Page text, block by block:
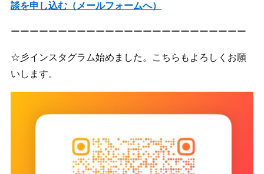
談を申し込む（メールフォームへ）
ーーーーーーーーーーーーーーーーーーーーーーーーー
☆彡インスタグラム始めました。こちらもよろしくお願
いします。